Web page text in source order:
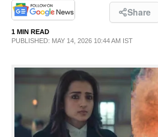
PHOTOS
LIFESTYLE
INFO+
Share
1 MIN READ
PUBLISHED: MAY 14, 2026 10:44 AM IST